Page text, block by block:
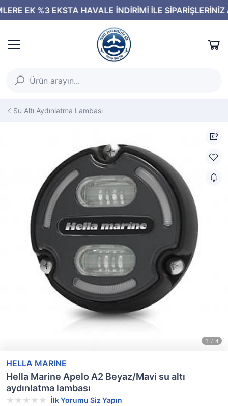
Su Altı Aydınlatma Lambası
HELLA MARINE
Hella Marine Apelo A2 Beyaz/Mavi su altı
aydınlatma lambası
İlk Yorumu Siz Yapın